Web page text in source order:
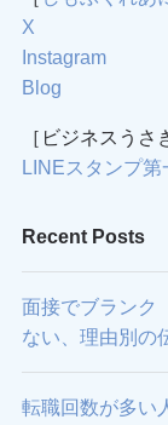
X
Instagram
Blog
［ビジネスうさ
LINEスタンプ第
Recent Posts
面接でブランク
ない、理由別の
転職回数が多い